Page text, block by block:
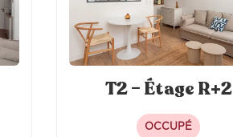
T2 – Étage R+2
OCCUPÉ